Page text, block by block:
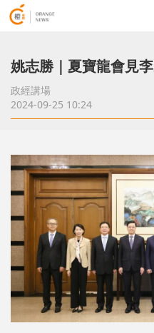
姚志勝｜夏寶龍會見
政經講場
2024-09-25 10:24